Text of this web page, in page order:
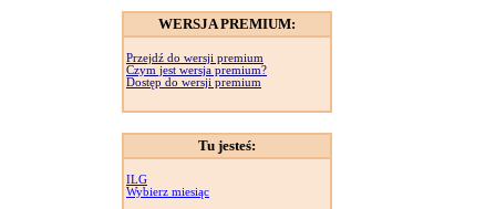
WERSJA PREMIUM:
Przejdź do wersji premium
Czym jest wersja premium?
Dostęp do wersji premium
Tu jesteś:
ILG
Wybierz miesiąc